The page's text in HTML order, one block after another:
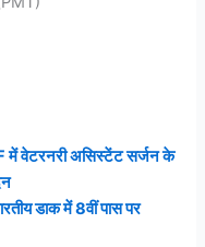
वेटरनरी असिस्टेंट सर्जन के
डाक में 8वीं पास पर